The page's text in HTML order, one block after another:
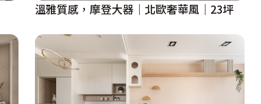
溫雅質感，摩登大器│北歐奢華風│23坪